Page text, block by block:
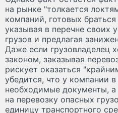
на рынке "толкается
компаний, готовых
указывая в перечне своих
грузов и предлагая
Даже если грузовладелец
законом, заказывая
рискует оказаться
убедится, что у компании
необходимые документы, а
на перевозку опасных
единицу транспортного